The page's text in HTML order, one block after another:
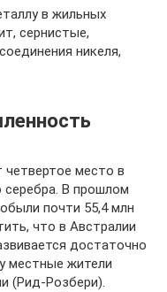
в жильных
сернистые,
никеля,
четвертое место в
В прошлом
почти 55,4 млн
что в Австралии
достаточно
местные жители
(Рид-Розбери).